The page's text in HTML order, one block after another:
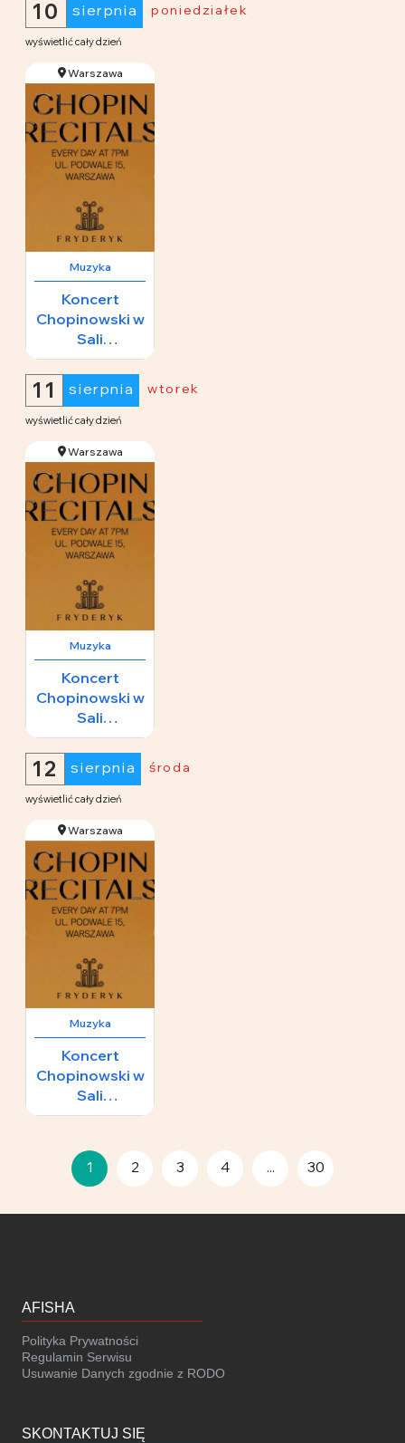
poniedziałek
sierpnia
10
wyświetlić cały dzień
Warszawa
Muzyka
Koncert
Chopinowski w
Sali
Koncertowej
Fryderyk
wtorek
sierpnia
11
wyświetlić cały dzień
Warszawa
Muzyka
Koncert
Chopinowski w
Sali
Koncertowej
Fryderyk
środa
sierpnia
12
wyświetlić cały dzień
Warszawa
Muzyka
Koncert
Chopinowski w
Sali
Koncertowej
65 zł
1 2 3 4 ... 30
AFISHA
Polityka Prywatności
Regulamin Serwisu
Usuwanie Danych zgodnie z RODO
SKONTAKTUJ SIĘ